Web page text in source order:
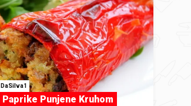
DaSilva1
Paprike Punjene Kruhom